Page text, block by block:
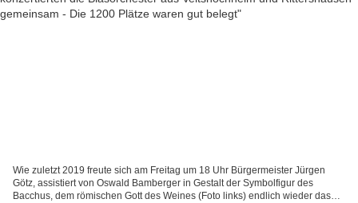
Wie zuletzt 2019 freute sich am Freitag um 18 Uhr Bürgermeister Jürgen
Götz, assistiert von Oswald Bamberger in Gestalt der Symbolfigur des
Bacchus, dem römischen Gott des Weines (Foto links) endlich wieder das